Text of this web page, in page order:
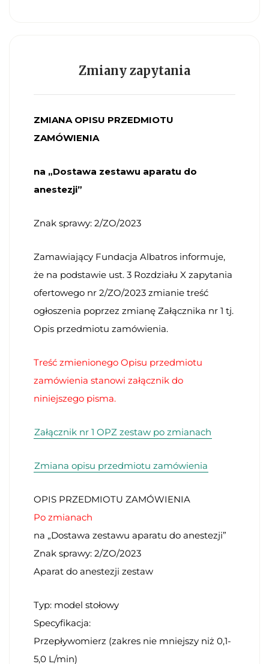
Zmiany zapytania
ZMIANA OPISU PRZEDMIOTU
ZAMÓWIENIA
na „Dostawa zestawu aparatu do
anestezji”
Znak sprawy: 2/ZO/2023
Zamawiający Fundacja Albatros informuje,
że na podstawie ust. 3 Rozdziału X zapytania
ofertowego nr 2/ZO/2023 zmianie treść
ogłoszenia poprzez zmianę Załącznika nr 1 tj.
Opis przedmiotu zamówienia.
Treść zmienionego Opisu przedmiotu
zamówienia stanowi załącznik do
niniejszego pisma.
Załącznik nr 1 OPZ zestaw po zmianach
Zmiana opisu przedmiotu zamówienia
OPIS PRZEDMIOTU ZAMÓWIENIA
Po zmianach
na „Dostawa zestawu aparatu do anestezji”
Znak sprawy: 2/ZO/2023
Aparat do anestezji zestaw
Typ: model stołowy
Specyfikacja:
Przepływomierz (zakres nie mniejszy niż 0,1-
5,0 L/min)